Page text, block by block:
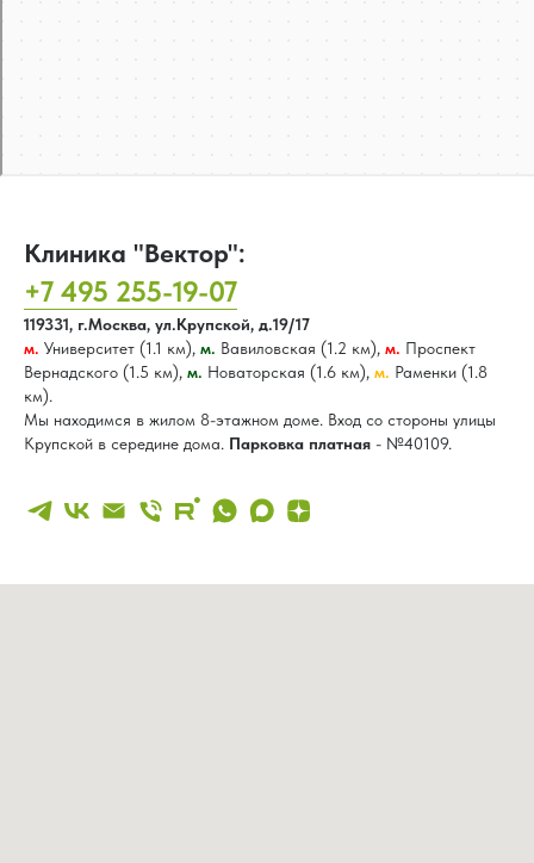
Клиника "Вектор":
+7 495 255-19-07
119331, г.Москва, ул.Крупской, д.19/17
м. Университет (1.1 км), м. Вавиловская (1.2 км), м. Проспект
Вернадского (1.5 км), м. Новаторская (1.6 км), м. Раменки (1.8
км).
Мы находимся в жилом 8-этажном доме. Вход со стороны улицы
Крупской в середине дома. Парковка платная - №40109.